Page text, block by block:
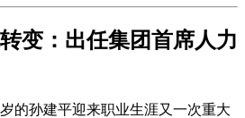
变：出任集团首席人力
的孙建平迎来职业生涯又一次重大